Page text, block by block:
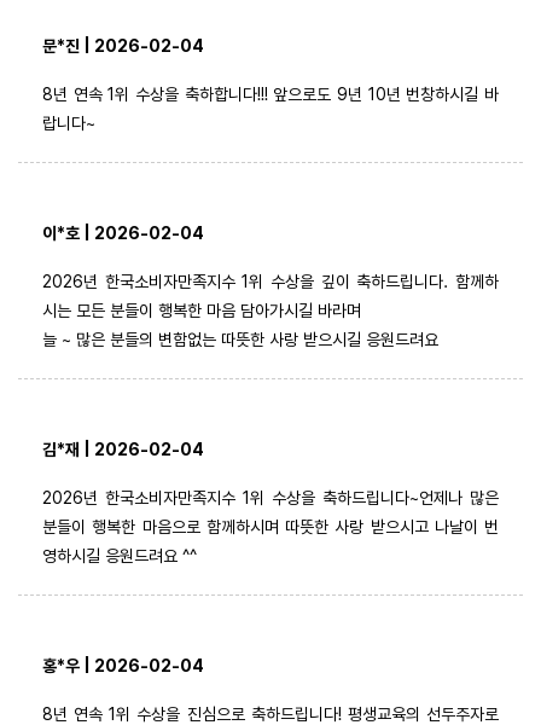
문*진 | 2026-02-04
8년 연속 1위 수상을 축하합니다!!! 앞으로도 9년 10년 번창하시길 바
랍니다~
이*호 | 2026-02-04
2026년 한국소비자만족지수 1위 수상을 깊이 축하드립니다. 함께하
시는 모든 분들이 행복한 마음 담아가시길 바라며
늘 ~ 많은 분들의 변함없는 따뜻한 사랑 받으시길 응원드려요
김*재 | 2026-02-04
2026년 한국소비자만족지수 1위 수상을 축하드립니다~언제나 많은
분들이 행복한 마음으로 함께하시며 따뜻한 사랑 받으시고 나날이 번
영하시길 응원드려요 ^^
홍*우 | 2026-02-04
8년 연속 1위 수상을 진심으로 축하드립니다! 평생교육의 선두주자로